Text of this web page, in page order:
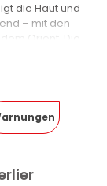
die Haut und
– mit den
Orient. Die
auch bei
Duftprofil.
SLS-frei und
sich leicht
angenehm